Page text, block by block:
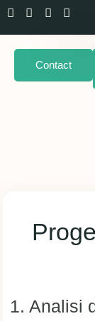
Contact
1. Analisi